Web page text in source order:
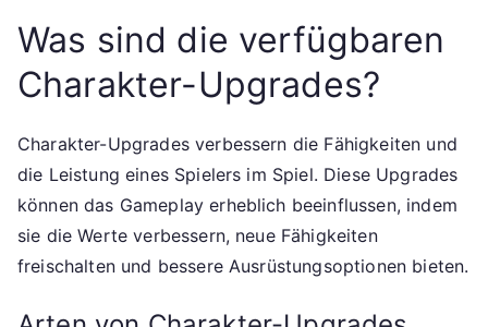
Was sind die verfügbaren
Charakter-Upgrades?
Charakter-Upgrades verbessern die Fähigkeiten und
die Leistung eines Spielers im Spiel. Diese Upgrades
können das Gameplay erheblich beeinflussen, indem
sie die Werte verbessern, neue Fähigkeiten
freischalten und bessere Ausrüstungsoptionen bieten.